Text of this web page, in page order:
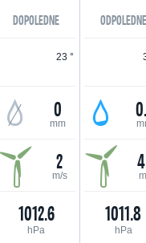
DOPOLEDNE ODPOLEDNE
23 °
0
mm
2
m/s
1012.6
hPa
1011.8
hPa